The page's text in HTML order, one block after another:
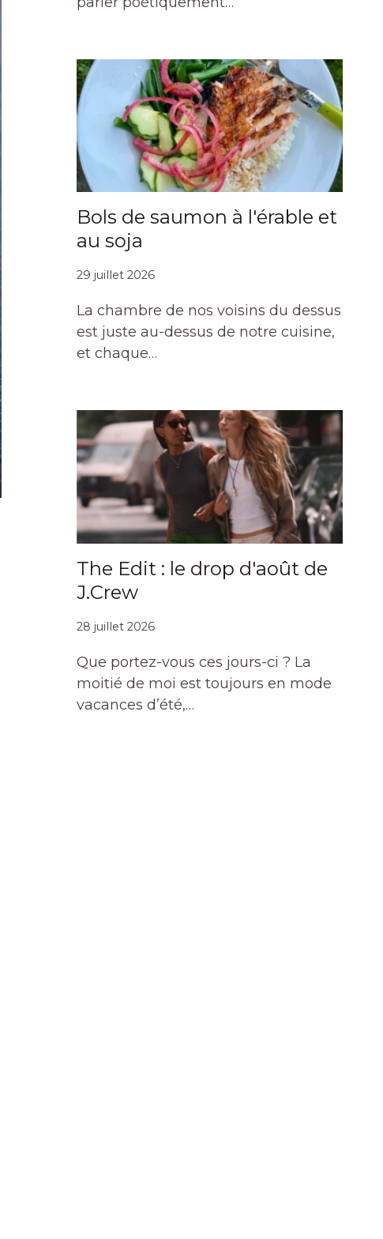
Bols de saumon à l'érable et
au soja
29 juillet 2026
La chambre de nos voisins du dessus
est juste au-dessus de notre cuisine,
et chaque…
The Edit : le drop d'août de
J.Crew
28 juillet 2026
Que portez-vous ces jours-ci ? La
moitié de moi est toujours en mode
vacances d’été,…